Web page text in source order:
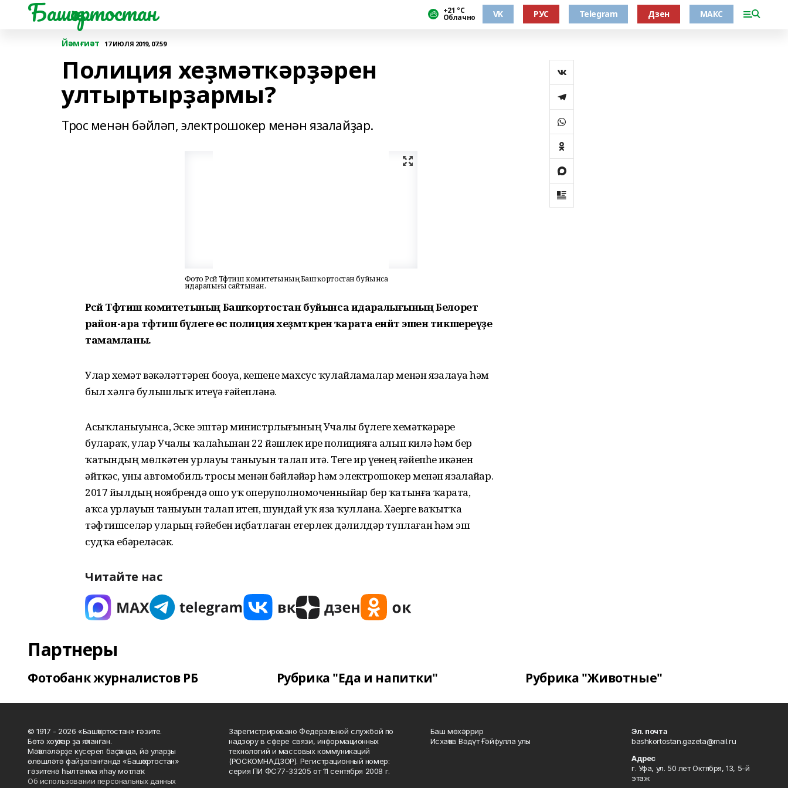
Башҡортостан +21 °С
Облачно VK РУС Telegram Дзен МАКС
Йәмғиәт 17 ИЮЛЯ 2019, 07:59
Полиция хеҙмәткәрҙәрен
ултыртырҙармы?
Трос менән бәйләп, электрошокер менән язалайҙар.
Фото Рәсәй Тәфтиш комитетының Башҡортостан буйынса
идаралығы сайтынан.
Рәсәй Тәфтиш комитетының Башҡортостан буйынса идаралығының Белорет
район-ара тәфтиш бүлеге өс полиция хеҙмәткәренә ҡарата енәйәт эшен тикшереүҙе
тамамланы.
Улар хеҙмәт вәкәләттәрен боҙоуҙа, кешене махсус ҡулайламалар менән язалауҙа һәм
был хәлгә булышлыҡ итеүҙә ғәйепләнә.
Асыҡланыуынса, Эске эштәр министрлығының Учалы бүлеге хеҙмәткәрҙәре
булараҡ, улар Учалы ҡалаһынан 22 йәшлек ирҙе полицияға алып килә һәм бер
ҡатындың мөлкәтен урлауҙы таныуын талап итә. Теге ир үҙенең ғәйепһеҙ икәнен
әйткәс, уны автомобиль тросы менән бәйләйҙәр һәм электрошокер менән язалайҙар.
2017 йылдың ноябрендә ошо уҡ оперуполномоченныйҙар бер ҡатынға ҡарата,
аҡса урлауын таныуын талап итеп, шундай уҡ яза ҡуллана. Хәҙерге ваҡытҡа
тәфтишселәр уларҙың ғәйебен иҫбатлаған етерлек дәлилдәр туплаған һәм эш
судҡа ебәреләсәк.
Читайте нас
Партнеры
Фотобанк журналистов РБ Рубрика "Еда и напитки" Рубрика "Животные"
© 1917 - 2026 «Башҡортостан» гәзите.
Бөтә хоҡуҡтар ҙа яҡланған.
Мәҡәләләрҙе күсереп баҫҡанда, йә уларҙы
өлөшләтә файҙаланғанда «Башҡортостан»
гәзитенә һылтанма яһау мотлаҡ.
Об использовании персональных данных
Зарегистрировано Федеральной службой по
надзору в сфере связи, информационных
технологий и массовых коммуникаций
(РОСКОМНАДЗОР). Регистрационный номер:
серия ПИ ФС77-33205 от 11 сентября 2008 г.
Баш мөхәррир
Исхаҡов Вәдүт Ғәйфулла улы
Эл. почта
bashkortostan.gazeta@mail.ru
Адрес
г. Уфа, ул. 50 лет Октября, 13, 5-й
этаж